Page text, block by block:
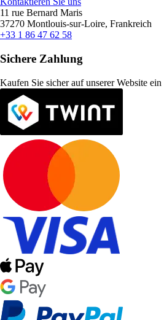
11 rue Bernard Maris
37270 Montlouis-sur-Loire, Frankreich
+33 1 86 47 62 58
Sichere Zahlung
Kaufen Sie sicher auf unserer Website ein